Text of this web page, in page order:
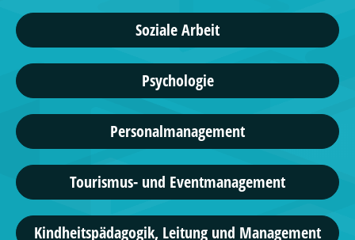
Soziale Arbeit
Psychologie
Personalmanagement
Tourismus- und Eventmanagement
Kindheitspädagogik, Leitung und Management